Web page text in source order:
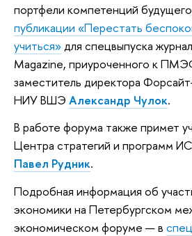
портфели компетенций
публикации «Перестать
учиться»для спецвыпуска
Magazine, приуроченного к
заместитель директора
НИУ ВШЭ Александр Чулок.
В работе форума также примет
Центра стратегий и программ
Павел Рудник.
Подробная информация об
экономики на Петербургском
экономическом форуме — в